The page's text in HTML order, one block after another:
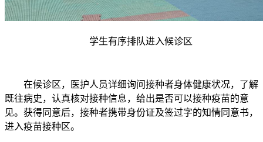
学生有序排队进入候诊区
在候诊区，医护人员详细询问接种者身体健康状况，了解
既往病史，认真核对接种信息，给出是否可以接种疫苗的意
见。获得同意后，接种者携带身份证及签过字的知情同意书，
进入疫苗接种区。